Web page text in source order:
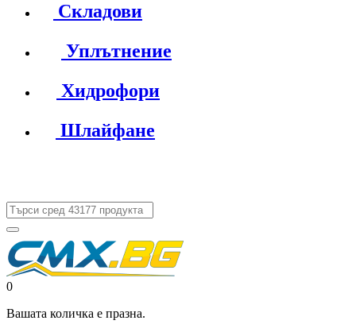
Складови
Уплътнение
Хидрофори
Шлайфане
0
Вашата количка е празна.